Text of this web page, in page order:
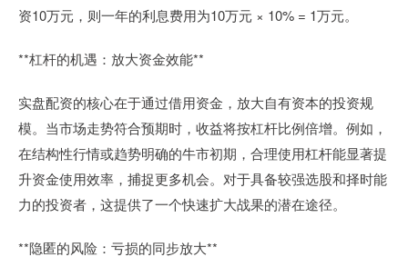
资10万元，则一年的利息费用为10万元 × 10% = 1万元。
**杠杆的机遇：放大资金效能**
实盘配资的核心在于通过借用资金，放大自有资本的投资规
模。当市场走势符合预期时，收益将按杠杆比例倍增。例如，
在结构性行情或趋势明确的牛市初期，合理使用杠杆能显著提
升资金使用效率，捕捉更多机会。对于具备较强选股和择时能
力的投资者，这提供了一个快速扩大战果的潜在途径。
**隐匿的风险：亏损的同步放大**